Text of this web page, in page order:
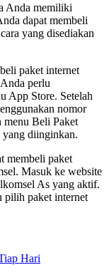
Anda memiliki
dapat membeli
yang disediakan
paket internet
perlu
App Store. Setelah
nomor
menu Beli Paket
yang diinginkan.
membeli paket
Masuk ke website
As yang aktif.
pilih paket internet
Hari